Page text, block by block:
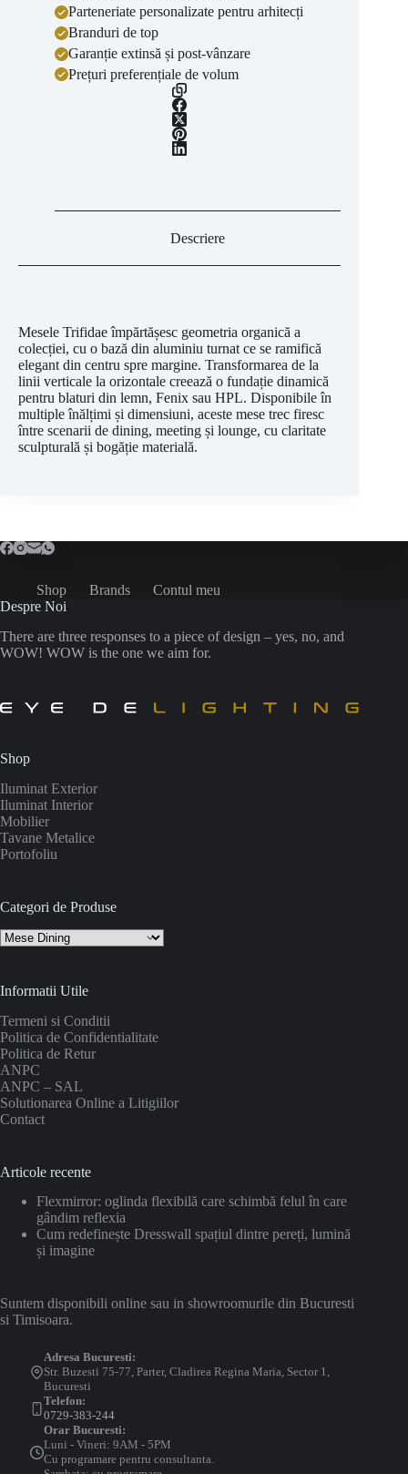
Parteneriate personalizate pentru arhitecți
Branduri de top
Garanție extinsă și post-vânzare
Prețuri preferențiale de volum
Descriere
Mesele Trifidae împărtășesc geometria organică a
colecției, cu o bază din aluminiu turnat ce se ramifică
elegant din centru spre margine. Transformarea de la
linii verticale la orizontale creează o fundație dinamică
pentru blaturi din lemn, Fenix sau HPL. Disponibile în
multiple înălțimi și dimensiuni, aceste mese trec firesc
între scenarii de dining, meeting și lounge, cu claritate
sculpturală și bogăție materială.
Shop Brands
Contul meu
Despre Noi
There are three responses to a piece of design – yes, no, and
WOW! WOW is the one we aim for.
Shop
Iluminat Exterior
Iluminat Interior
Mobilier
Tavane Metalice
Portofoliu
Categori de Produse
Informatii Utile
Termeni si Conditii
Politica de Confidentialitate
Politica de Retur
ANPC
ANPC – SAL
Solutionarea Online a Litigiilor
Contact
Articole recente
Flexmirror: oglinda flexibilă care schimbă felul în care
gândim reflexia
Cum redefinește Dresswall spațiul dintre pereți, lumină
și imagine
Suntem disponibili online sau in showroomurile din Bucuresti
si Timisoara.
Adresa Bucuresti:
Str. Buzesti 75-77, Parter, Cladirea Regina Maria, Sector 1,
Bucuresti
Telefon:
0729-383-244
Orar Bucuresti:
Luni - Vineri: 9AM - 5PM
Cu programare pentru consultanta.